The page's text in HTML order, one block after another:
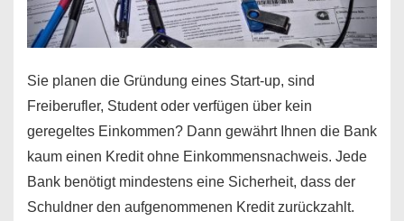
Sie planen die Gründung eines Start-up, sind
Freiberufler, Student oder verfügen über kein
geregeltes Einkommen? Dann gewährt Ihnen die Bank
kaum einen Kredit ohne Einkommensnachweis. Jede
Bank benötigt mindestens eine Sicherheit, dass der
Schuldner den aufgenommenen Kredit zurückzahlt.